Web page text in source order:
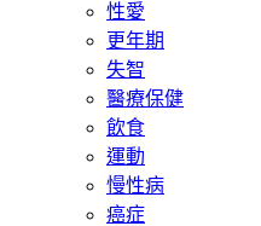
性愛
更年期
失智
醫療保健
飲食
運動
慢性病
癌症